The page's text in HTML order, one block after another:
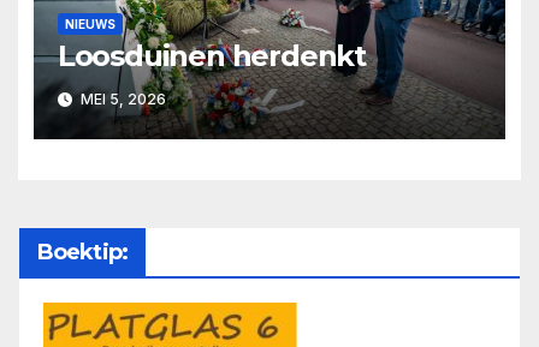
NIEUWS
Loosduinen herdenkt
MEI 5, 2026
Boektip: